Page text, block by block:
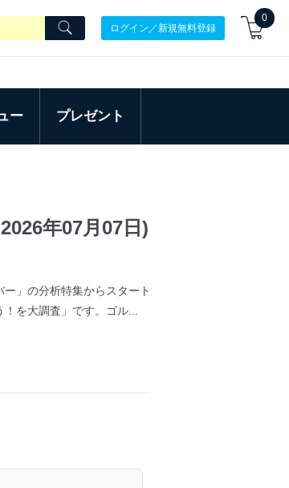
ログイン／新規無料登録
0
ー プレゼント
年07月07日)
」の分析特集からスタート
を大調査」です。ゴル...